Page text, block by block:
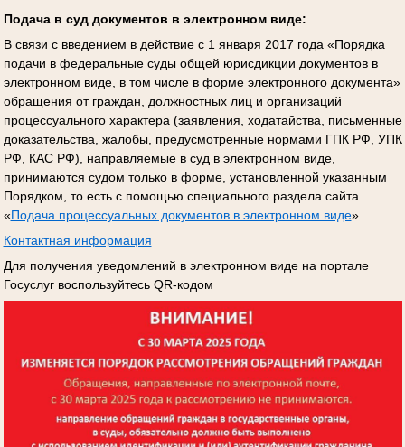
Подача в суд документов в электронном виде:
В связи с введением в действие с 1 января 2017 года «Порядка
подачи в федеральные суды общей юрисдикции документов в
электронном виде, в том числе в форме электронного документа»
обращения от граждан, должностных лиц и организаций
процессуального характера (заявления, ходатайства, письменные
доказательства, жалобы, предусмотренные нормами ГПК РФ, УПК
РФ, КАС РФ), направляемые в суд в электронном виде,
принимаются судом только в форме, установленной указанным
Порядком, то есть с помощью специального раздела сайта
«Подача процессуальных документов в электронном виде».
Контактная информация
Для получения уведомлений в электронном виде на портале
Госуслуг воспользуйтесь QR-кодом